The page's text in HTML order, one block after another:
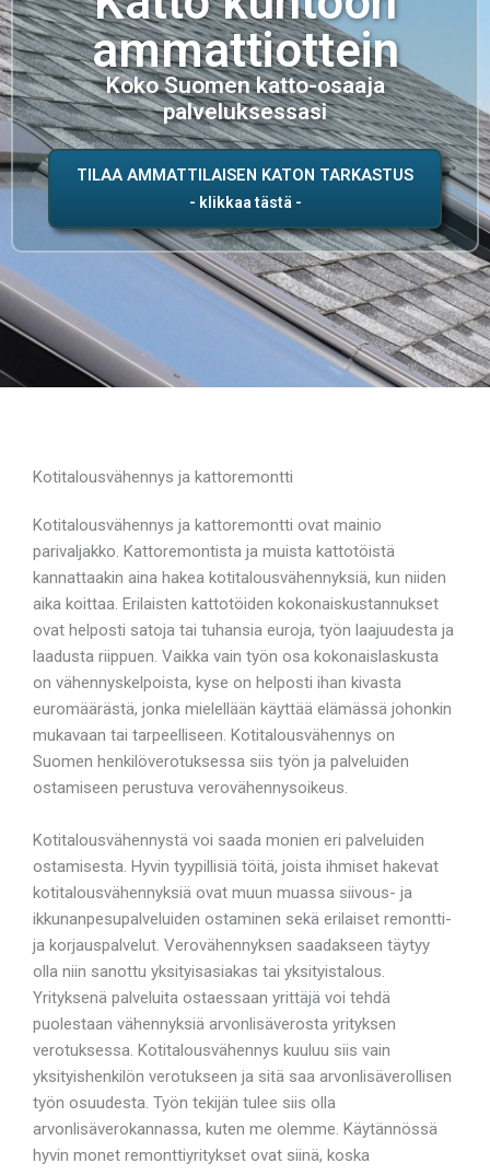
ammattiottein
Koko Suomen katto-osaaja
palveluksessasi
TILAA AMMATTILAISEN KATON TARKASTUS
Kotitalousvähennys ja kattoremontti
Kotitalousvähennys ja kattoremontti ovat mainio
parivaljakko. Kattoremontista ja muista kattotöistä
kannattaakin aina hakea kotitalousvähennyksiä, kun niiden
aika koittaa. Erilaisten kattotöiden kokonaiskustannukset
ovat helposti satoja tai tuhansia euroja, työn laajuudesta ja
laadusta riippuen. Vaikka vain työn osa kokonaislaskusta
on vähennyskelpoista, kyse on helposti ihan kivasta
euromäärästä, jonka mielellään käyttää elämässä johonkin
mukavaan tai tarpeelliseen. Kotitalousvähennys on
Suomen henkilöverotuksessa siis työn ja palveluiden
ostamiseen perustuva verovähennysoikeus.
Kotitalousvähennystä voi saada monien eri palveluiden
ostamisesta. Hyvin tyypillisiä töitä, joista ihmiset hakevat
kotitalousvähennyksiä ovat muun muassa siivous- ja
ikkunanpesupalveluiden ostaminen sekä erilaiset remontti-
ja korjauspalvelut. Verovähennyksen saadakseen täytyy
olla niin sanottu yksityisasiakas tai yksityistalous.
Yrityksenä palveluita ostaessaan yrittäjä voi tehdä
puolestaan vähennyksiä arvonlisäverosta yrityksen
verotuksessa. Kotitalousvähennys kuuluu siis vain
yksityishenkilön verotukseen ja sitä saa arvonlisäverollisen
työn osuudesta. Työn tekijän tulee siis olla
arvonlisäverokannassa, kuten me olemme. Käytännössä
hyvin monet remonttiyritykset ovat siinä, koska